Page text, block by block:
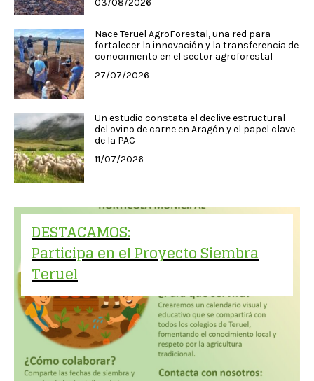
Nace Teruel AgroForestal, una red para
fortalecer la innovación y la transferencia de
conocimiento en el sector agroforestal
27/07/2026
Un estudio constata el declive estructural
del ovino de carne en Aragón y el papel clave
de la PAC
11/07/2026
DESTACAMOS:
Participa en el Proyecto Siembra
Teruel